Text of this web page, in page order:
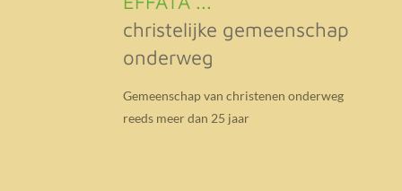
christelijke gemeenschap
onderweg
Gemeenschap van christenen onderweg
reeds meer dan 25 jaar